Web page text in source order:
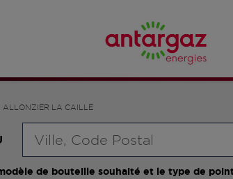
ALLONZIER LA CAILLE
de bouteille souhaité et le type de